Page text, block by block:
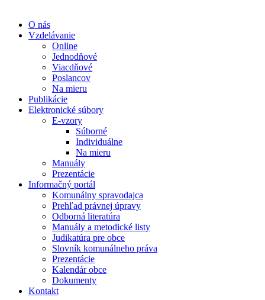
O nás
Vzdelávanie
Online
Jednodňové
Viacdňové
Poslancov
Na mieru
Publikácie
Elektronické súbory
E-vzory
Súborné
Individuálne
Na mieru
Manuály
Prezentácie
Informačný portál
Komunálny spravodajca
Prehľad právnej úpravy
Odborná literatúra
Manuály a metodické listy
Judikatúra pre obce
Slovník komunálneho práva
Prezentácie
Kalendár obce
Dokumenty
Kontakt